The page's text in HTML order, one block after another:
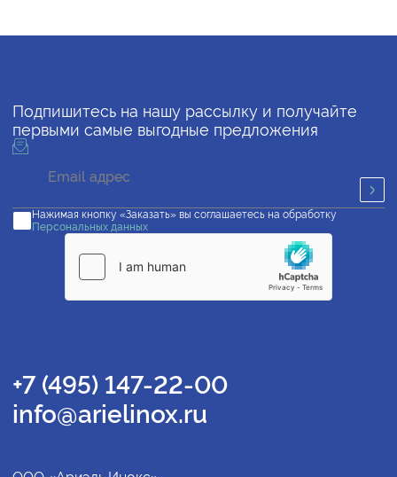
Подпишитесь на нашу рассылку и получайте
первыми самые выгодные предложения
Нажимая кнопку «Заказать» вы соглашаетесь на обработку
Персональных данных
+7 (495) 147-22-00
info@arielinox.ru